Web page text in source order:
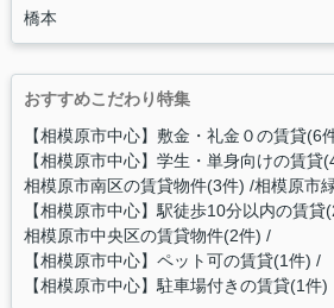
橋本
おすすめこだわり特集
【相模原市中心】敷金・礼金０の賃貸(6
【相模原市中心】学生・単身向けの賃貸
相模原市南区の賃貸物件(3件) 相模原市
【相模原市中心】駅徒歩10分以内の賃貸
相模原市中央区の賃貸物件(2件)
【相模原市中心】ペット可の賃貸(1件)
【相模原市中心】駐車場付きの賃貸(1件)